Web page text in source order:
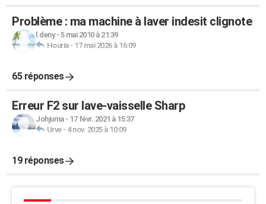
Problème : ma machine à laver indesit clignote
l.deny- 5 mai 2010 à 21:39
Houria- 17 mai 2026 à 16:09
65 réponses
Erreur F2 sur lave-vaisselle Sharp
Johjuma- 17 févr. 2021 à 15:37
Urve- 4 nov. 2025 à 10:09
19 réponses